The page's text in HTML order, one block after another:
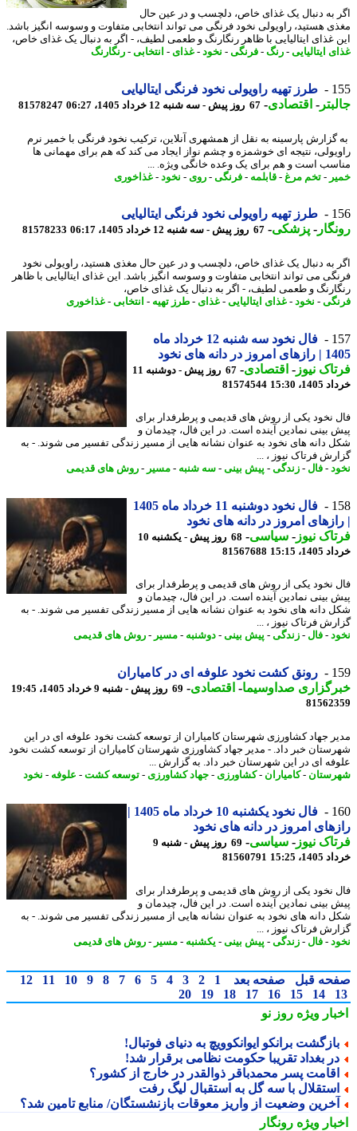
به دنبال یک غذای خاص، دلچسب و در عین حال
هستید، راویولی نخود فرنگی می تواند انتخابی متفاوت و وسوسه انگیز باشد.
غذای ایتالیایی با ظاهر رنگارنگ و طعمی لطیف، - اگر به دنبال یک غذای خاص،
ایتالیایی-رنگ -فرنگی -نخود -غذای- انتخابی-رنگارنگ
طرز تهیه راویولی نخود فرنگی ایتالیایی
-اقتصادی-67 روز پیش - سه شنبه 12 خرداد 1405، 06:27 81578247
پارسینه به نقل از همشهری آنلاین، ترکیب نخود فرنگی با خمیر نرم
نتیجه ای خوشمزه و چشم نواز ایجاد می کند که هم برای مهمانی ها
است و هم برای یک وعده خانگی ویژه. ...
-تخم مرغ -قابلمه-فرنگی -روی -نخود -غذاخوری
طرز تهیه راویولی نخود فرنگی ایتالیایی
-پزشکی-67 روز پیش - سه شنبه 12 خرداد 1405، 06:17 81578233
به دنبال یک غذای خاص، دلچسب و در عین حال مغذی هستید، راویولی نخود
می تواند انتخابی متفاوت و وسوسه انگیز باشد. این غذای ایتالیایی با ظاهر
و طعمی لطیف، - اگر به دنبال یک غذای خاص،
-نخود -غذای ایتالیایی-غذای- طرز تهیه -انتخابی-غذاخوری
فال نخود سه شنبه 12 خرداد ماه
دانه های نخود
نیوز-اقتصادی-
67 روز پیش - دوشنبه 11
15:30
81574544
نخود یکی از روش های قدیمی و پرطرفدار برای
بینی نمادین آینده است. در این فال، چیدمان و
دانه های نخود به عنوان نشانه هایی از مسیر زندگی تفسیر می شوند. - به
فرتاک نیوز ، ...
-فال-زندگی-پیش بینی -سه شنبه-مسیر-روش های قدیمی
فال نخود دوشنبه 11 خرداد ماه 1405
امروز در دانه های نخود
نیوز-سیاسی-
68 روز پیش - یکشنبه 10
15:15
81567688
نخود یکی از روش های قدیمی و پرطرفدار برای
بینی نمادین آینده است. در این فال، چیدمان و
دانه های نخود به عنوان نشانه هایی از مسیر زندگی تفسیر می شوند. - به
فرتاک نیوز ، ...
-فال-زندگی-پیش بینی -دوشنبه-مسیر-روش های قدیمی
رونق کشت نخود علوفه ای در کامیاران
صداوسیما-اقتصادی-69 روز پیش - شنبه 9 خرداد 1405، 19:45
جهاد کشاورزی شهرستان کامیاران از توسعه کشت نخود علوفه ای در این
خبر داد. - مدیر جهاد کشاورزی شهرستان کامیاران از توسعه کشت نخود
ای در این شهرستان خبر داد. به گزارش ...
-کامیاران- کشاورزی- جهاد کشاورزی- توسعه کشت-علوفه-نخود
فال نخود یکشنبه 10 خرداد ماه 1405 |
امروز در دانه های نخود
نیوز-سیاسی-
69 روز پیش - شنبه 9
15:25
81560791
نخود یکی از روش های قدیمی و پرطرفدار برای
بینی نمادین آینده است. در این فال، چیدمان و
دانه های نخود به عنوان نشانه هایی از مسیر زندگی تفسیر می شوند. - به
فرتاک نیوز ، ...
-فال-زندگی-پیش بینی -یکشنبه-مسیر-روش های قدیمی
قبل صفحه بعد 1
2
3
4
5
6
7
8
9
10
11
12
14
15
16
17
18
19
20
ویژهروز نو
برانکو ایوانکوویچ به دنیای فوتبال!
بغداد تقریبا حکومت نظامی برقرار شد!
پسر محمدباقر ذوالقدر در خارج از کشور؟
با سه گل به استقبال لیگ رفت
وضعیت از واریز معوقات بازنشستگان/ منابع تامین شد؟
ویژهرونگار